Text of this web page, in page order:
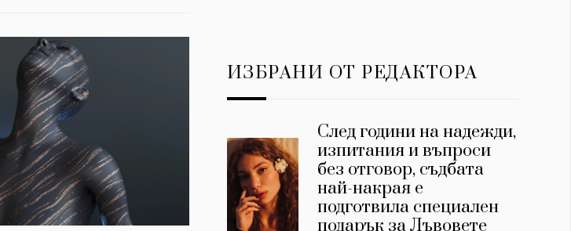
ИЗБРАНИ ОТ РЕДАКТОРА
След години на надежди,
изпитания и въпроси
без отговор, съдбата
най-накрая е
подготвила специален
подарък за Лъвовете